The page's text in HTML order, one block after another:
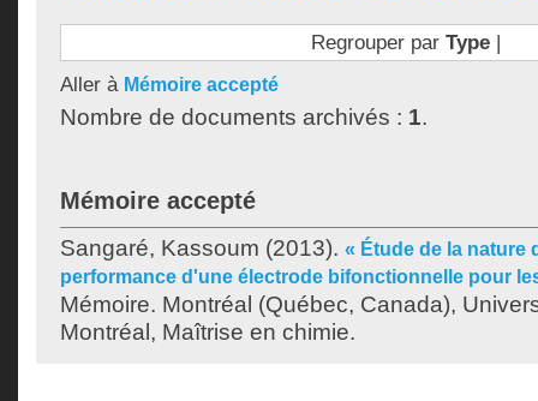
Regrouper par Type|
Aller à Mémoire accepté
Nombre de documents archivés : 1.
Mémoire accepté
Sangaré, Kassoum (2013). « Étude de la nature
performance d'une électrode bifonctionnelle pour
Mémoire. Montréal (Québec, Canada),
Montréal, Maîtrise en chimie.